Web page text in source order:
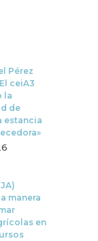
Pérez
ceiA3
la
de
estancia
manera
en